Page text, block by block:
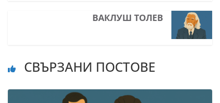
ВАКЛУШ ТОЛЕВ
СВЪРЗАНИ ПОСТОВЕ